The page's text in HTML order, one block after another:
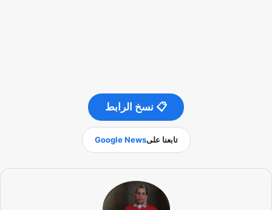
📋 نسخ الرابط
تابعنا علىGoogle News